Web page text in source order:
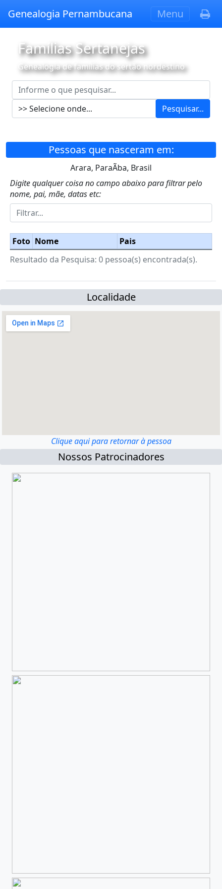
Genealogia Pernambucana Menu
Famílias Sertanejas
Genealogia de famílias do sertão nordestino
Pesquisar...
Pessoas que nasceram em:
Arara, ParaÃ­ba, Brasil
Digite qualquer coisa no campo abaixo para filtrar pelo
nome, pai, mãe, datas etc:
Foto Nome
Pais
Resultado da Pesquisa: 0 pessoa(s) encontrada(s).
Localidade
Clique aqui para retornar à pessoa
Nossos Patrocinadores